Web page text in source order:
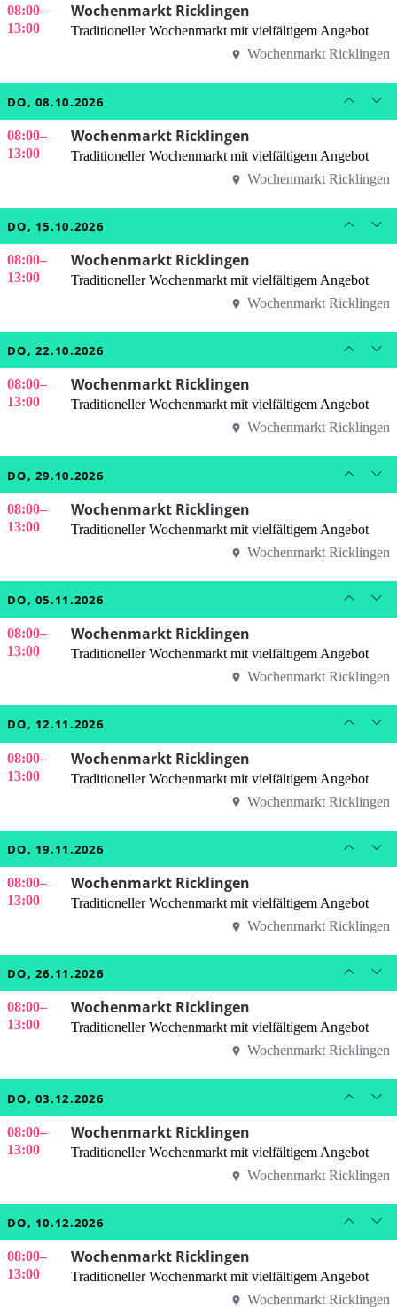
08:00–
13:00
Wochenmarkt Ricklingen
Traditioneller Wochenmarkt mit vielfältigem Angebot
Wochenmarkt Ricklingen
DO, 08.10.2026
08:00–
13:00
Wochenmarkt Ricklingen
Traditioneller Wochenmarkt mit vielfältigem Angebot
Wochenmarkt Ricklingen
DO, 15.10.2026
08:00–
13:00
Wochenmarkt Ricklingen
Traditioneller Wochenmarkt mit vielfältigem Angebot
Wochenmarkt Ricklingen
DO, 22.10.2026
08:00–
13:00
Wochenmarkt Ricklingen
Traditioneller Wochenmarkt mit vielfältigem Angebot
Wochenmarkt Ricklingen
DO, 29.10.2026
08:00–
13:00
Wochenmarkt Ricklingen
Traditioneller Wochenmarkt mit vielfältigem Angebot
Wochenmarkt Ricklingen
DO, 05.11.2026
08:00–
13:00
Wochenmarkt Ricklingen
Traditioneller Wochenmarkt mit vielfältigem Angebot
Wochenmarkt Ricklingen
DO, 12.11.2026
08:00–
13:00
Wochenmarkt Ricklingen
Traditioneller Wochenmarkt mit vielfältigem Angebot
Wochenmarkt Ricklingen
DO, 19.11.2026
08:00–
13:00
Wochenmarkt Ricklingen
Traditioneller Wochenmarkt mit vielfältigem Angebot
Wochenmarkt Ricklingen
DO, 26.11.2026
08:00–
13:00
Wochenmarkt Ricklingen
Traditioneller Wochenmarkt mit vielfältigem Angebot
Wochenmarkt Ricklingen
DO, 03.12.2026
08:00–
13:00
Wochenmarkt Ricklingen
Traditioneller Wochenmarkt mit vielfältigem Angebot
Wochenmarkt Ricklingen
DO, 10.12.2026
08:00–
13:00
Wochenmarkt Ricklingen
Traditioneller Wochenmarkt mit vielfältigem Angebot
Wochenmarkt Ricklingen